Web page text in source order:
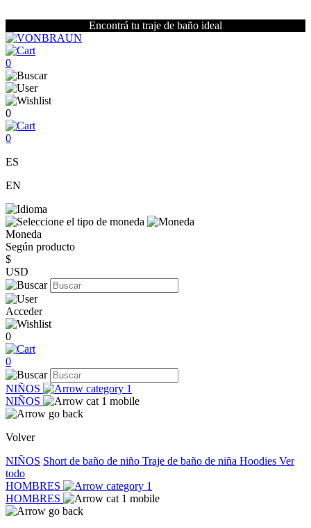
Encontrá tu traje de baño ideal
0
0
0
ES
EN
Moneda
Según producto
$
USD
Acceder
0
0
NIÑOS
NIÑOS
Volver
NIÑOS Short de baño de niño Traje de baño de niña Hoodies Ver
todo
HOMBRES
HOMBRES